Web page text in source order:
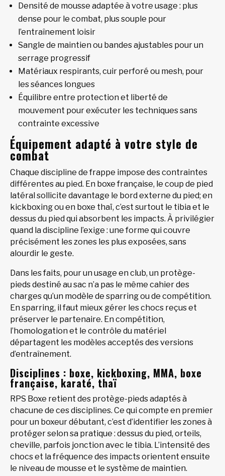
Densité de mousse adaptée à votre usage : plus
dense pour le combat, plus souple pour
l’entraînement loisir
Sangle de maintien ou bandes ajustables pour un
serrage progressif
Matériaux respirants, cuir perforé ou mesh, pour
les séances longues
Équilibre entre protection et liberté de
mouvement pour exécuter les techniques sans
contrainte excessive
Équipement adapté à votre style de
combat
Chaque discipline de frappe impose des contraintes
différentes au pied. En boxe française, le coup de pied
latéral sollicite davantage le bord externe du pied; en
kickboxing ou en boxe thaï, c’est surtout le tibia et le
dessus du pied qui absorbent les impacts. À privilégier
quand la discipline l’exige : une forme qui couvre
précisément les zones les plus exposées, sans
alourdir le geste.
Dans les faits, pour un usage en club, un protège-
pieds destiné au sac n’a pas le même cahier des
charges qu’un modèle de sparring ou de compétition.
En sparring, il faut mieux gérer les chocs reçus et
préserver le partenaire. En compétition,
l’homologation et le contrôle du matériel
départagent les modèles acceptés des versions
d’entraînement.
Disciplines : boxe, kickboxing, MMA, boxe
française, karaté, thaï
RPS Boxe retient des protège-pieds adaptés à
chacune de ces disciplines. Ce qui compte en premier
pour un boxeur débutant, c’est d’identifier les zones à
protéger selon sa pratique : dessus du pied, orteils,
cheville, parfois jonction avec le tibia. L’intensité des
chocs et la fréquence des impacts orientent ensuite
le niveau de mousse et le système de maintien.